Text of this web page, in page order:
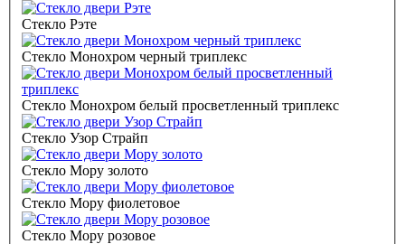
Стекло Рэте
Стекло Монохром черный триплекс
Стекло Монохром белый просветленный триплекс
Стекло Узор Страйп
Стекло Мору золото
Стекло Мору фиолетовое
Стекло Мору розовое